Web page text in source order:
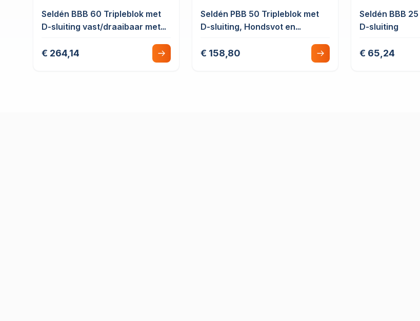
Seldén BBB 60 Tripleblok met
D-sluiting vast/draaibaar met
€ 264,14
Seldén PBB 50 Tripleblok met
D-sluiting, Hondsvot en
€ 158,80
Seldén BBB
D-sluiting
€ 65,24